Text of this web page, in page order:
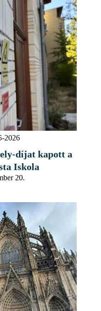
2026
díjat kapott a
Iskola
20.